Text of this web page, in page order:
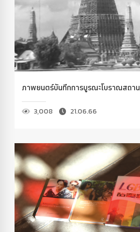
ภาพยนตร์บันทึกการบูรณะโบราณสถาน
3,008 21.06.66